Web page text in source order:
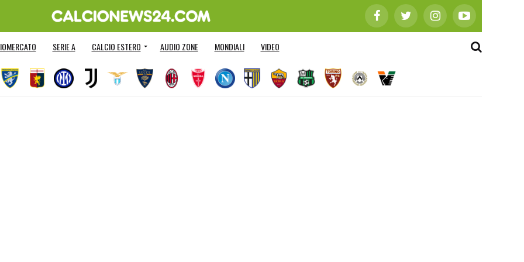
SERIE A CALCIO ESTERO AUDIO ZONE MONDIALI VIDEO